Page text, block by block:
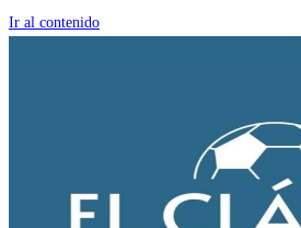
Ir al contenido